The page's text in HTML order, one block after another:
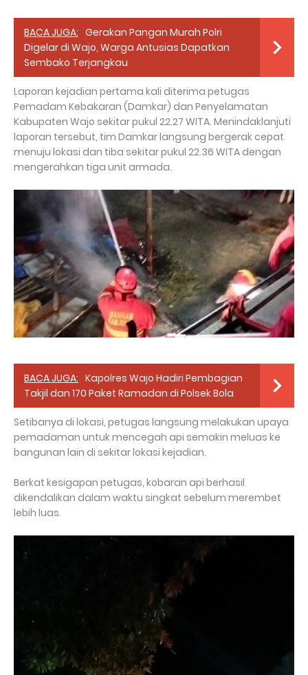
BACA JUGA: Gerakan Pangan Murah Polri
Digelar di Wajo, Warga Antusias Dapatkan
Sembako Terjangkau
Laporan kejadian pertama kali diterima petugas
Pemadam Kebakaran (Damkar) dan Penyelamatan
Kabupaten Wajo sekitar pukul 22.27 WITA. Menindaklanjuti
laporan tersebut, tim Damkar langsung bergerak cepat
menuju lokasi dan tiba sekitar pukul 22.36 WITA dengan
mengerahkan tiga unit armada.
BACA JUGA: Kapolres Wajo Hadiri Pembagian
Takjil dan 170 Paket Ramadan di Polsek Bola
Setibanya di lokasi, petugas langsung melakukan upaya
pemadaman untuk mencegah api semakin meluas ke
bangunan lain di sekitar lokasi kejadian.
Berkat kesigapan petugas, kobaran api berhasil
dikendalikan dalam waktu singkat sebelum merembet
lebih luas.